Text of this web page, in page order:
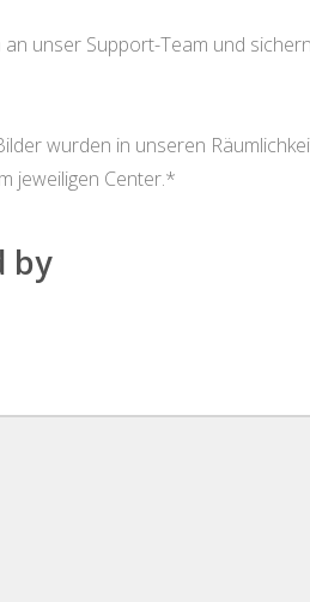
an unser Support-Team und
wurden in unseren
jeweiligen Center.*
by